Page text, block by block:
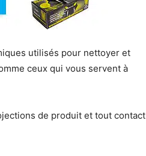
utilisés pour nettoyer et
ceux qui vous servent à
de produit et tout contact